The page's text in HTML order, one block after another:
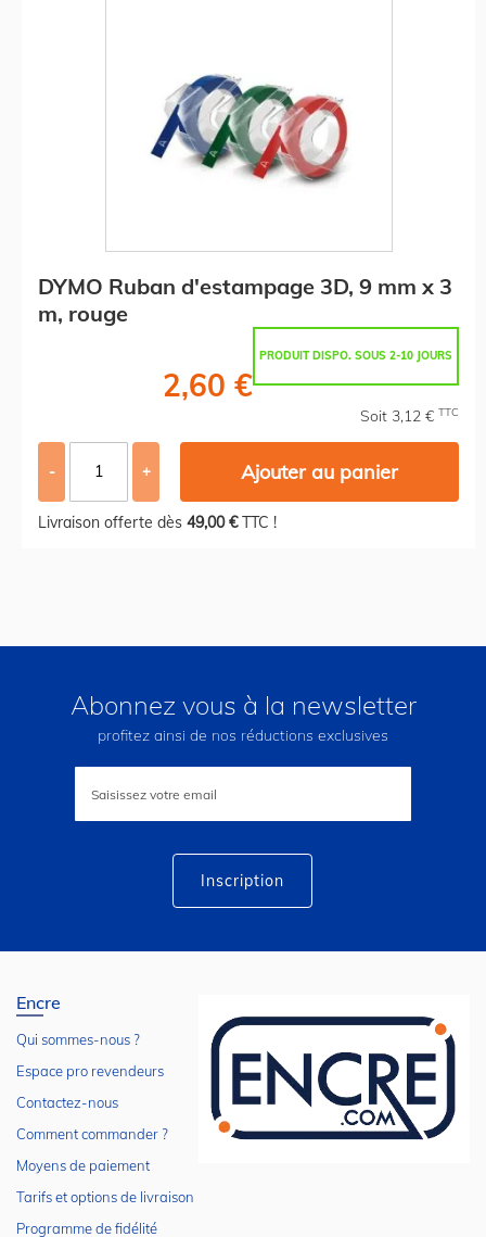
DYMO Ruban d'estampage 3D, 9 mm x 3
m, rouge
PRODUIT DISPO. SOUS 2-10 JOURS
2,60 €
Soit 3,12 € TTC
- + Ajouter au panier
Livraison offerte dès 49,00 €TTC !
Abonnez vous à la newsletter
profitez ainsi de nos réductions exclusives
lettre
Inscription
Encre
Qui sommes-nous ?
Espace pro revendeurs
Contactez-nous
Comment commander ?
Moyens de paiement
Tarifs et options de livraison
Programme de fidélité